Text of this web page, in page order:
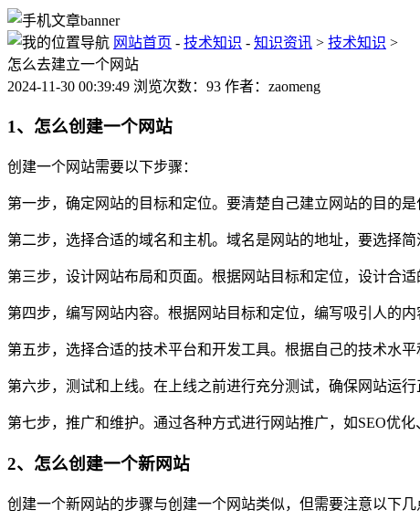
网站首页 - 技术知识 - 知识资讯 > 技术知识 >
怎么去建立一个网站
2024-11-30 00:39:49 浏览次数：93 作者：zaomeng
1、怎么创建一个网站
创建一个网站需要以下步骤：
第一步，确定网站的目标和定位。要清楚自己建立网站的目的
第二步，选择合适的域名和主机。域名是网站的地址，要选择
第三步，设计网站布局和页面。根据网站目标和定位，设计合
第四步，编写网站内容。根据网站目标和定位，编写吸引人的
第五步，选择合适的技术平台和开发工具。根据自己的技术水
第六步，测试和上线。在上线之前进行充分测试，确保网站运行
第七步，推广和维护。通过各种方式进行网站推广，如SEO优
2、怎么创建一个新网站
创建一个新网站的步骤与创建一个网站类似，但需要注意以下几